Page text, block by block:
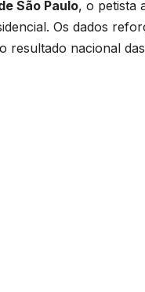
São Paulo, o petista
Os dados
resultado nacional